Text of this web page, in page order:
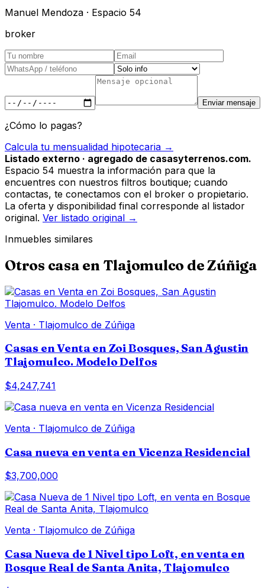
Manuel Mendoza · Espacio 54
broker
Enviar mensaje
¿Cómo lo pagas?
Calcula tu mensualidad hipotecaria →
Listado externo · agregado de casasyterrenos.com.
Espacio 54 muestra la información para que la
encuentres con nuestros filtros boutique; cuando
contactas, te conectamos con el broker o propietario.
La oferta y disponibilidad final corresponde al listador
original. Ver listado original →
Inmuebles similares
Otros casa en Tlajomulco de Zúñiga
Venta · Tlajomulco de Zúñiga
Casas en Venta en Zoi Bosques, San Agustin
Tlajomulco. Modelo Delfos
$4,247,741
Venta · Tlajomulco de Zúñiga
Casa nueva en venta en Vicenza Residencial
$3,700,000
Venta · Tlajomulco de Zúñiga
Casa Nueva de 1 Nivel tipo Loft, en venta en
Bosque Real de Santa Anita, Tlajomulco